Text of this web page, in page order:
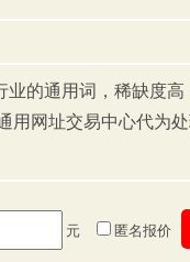
业的通用词，稀缺度
用网址交易中心代为
元 匿名报价